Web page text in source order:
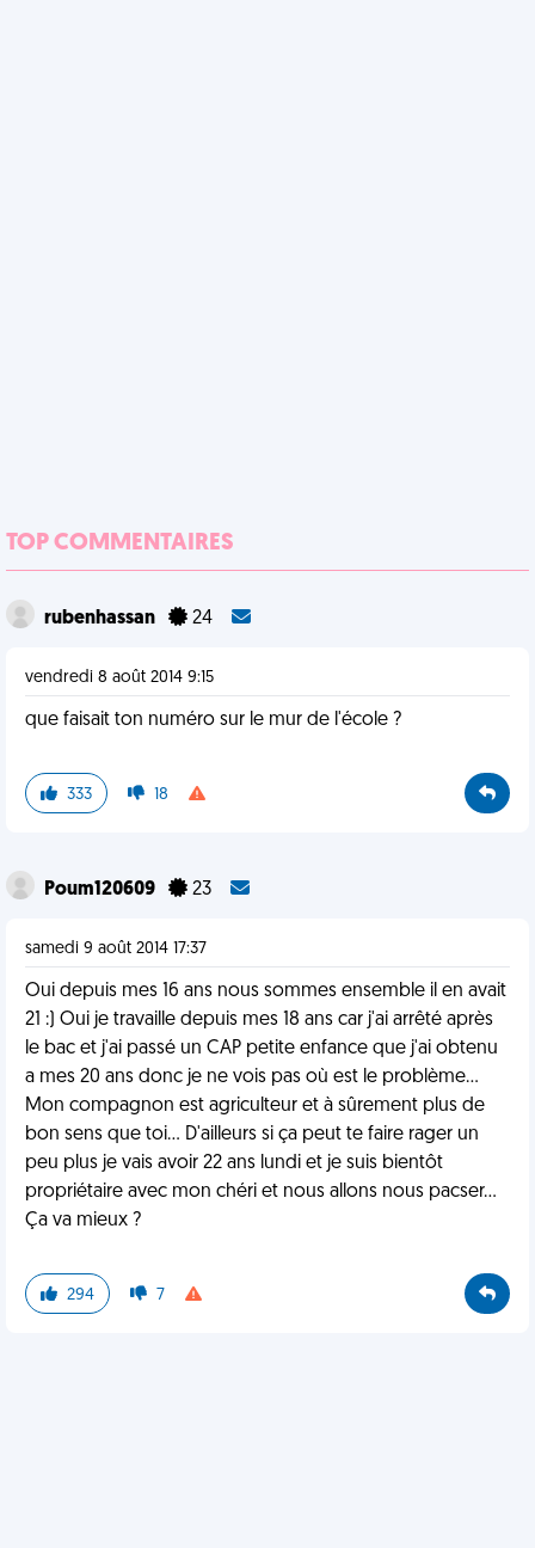
TOP COMMENTAIRES
rubenhassan 24
vendredi 8 août 2014 9:15
que faisait ton numéro sur le mur de l'école ?
333 18
Poum120609 23
samedi 9 août 2014 17:37
Oui depuis mes 16 ans nous sommes ensemble il en avait
21 :) Oui je travaille depuis mes 18 ans car j'ai arrêté après
le bac et j'ai passé un CAP petite enfance que j'ai obtenu
a mes 20 ans donc je ne vois pas où est le problème...
Mon compagnon est agriculteur et à sûrement plus de
bon sens que toi... D'ailleurs si ça peut te faire rager un
peu plus je vais avoir 22 ans lundi et je suis bientôt
propriétaire avec mon chéri et nous allons nous pacser...
Ça va mieux ?
294 7